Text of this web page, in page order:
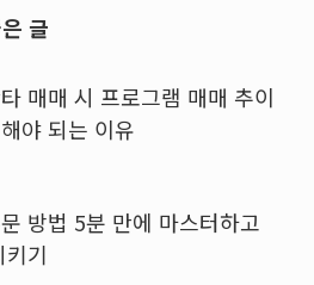
글
매매 시 프로그램 매매 추이
야 되는 이유
방법 5분 만에 마스터하고
기